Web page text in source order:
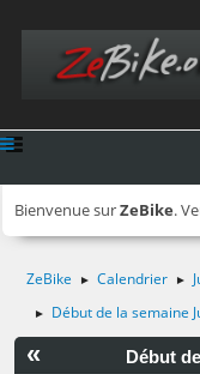
Bienvenue surZeBike.
ZeBike ► Calendrier ►
► Début de la semaine
« Début